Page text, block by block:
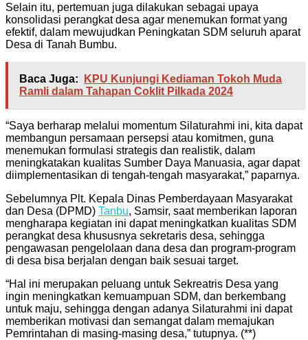
Selain itu, pertemuan juga dilakukan sebagai upaya
konsolidasi perangkat desa agar menemukan format yang
efektif, dalam mewujudkan Peningkatan SDM seluruh aparat
Desa di Tanah Bumbu.
Baca Juga:
KPU Kunjungi Kediaman Tokoh Muda
Ramli dalam Tahapan Coklit Pilkada 2024
“Saya berharap melalui momentum Silaturahmi ini, kita dapat
membangun persamaan persepsi atau komitmen, guna
menemukan formulasi strategis dan realistik, dalam
meningkatakan kualitas Sumber Daya Manuasia, agar dapat
diimplementasikan di tengah-tengah masyarakat,” paparnya.
Sebelumnya Plt. Kepala Dinas Pemberdayaan Masyarakat
dan Desa (DPMD) Tanbu, Samsir, saat memberikan laporan
mengharapa kegiatan ini dapat meningkatkan kualitas SDM
perangkat desa khususnya sekretaris desa, sehingga
pengawasan pengelolaan dana desa dan program-program
di desa bisa berjalan dengan baik sesuai target.
“Hal ini merupakan peluang untuk Sekreatris Desa yang
ingin meningkatkan kemuampuan SDM, dan berkembang
untuk maju, sehingga dengan adanya Silaturahmi ini dapat
memberikan motivasi dan semangat dalam memajukan
Pemrintahan di masing-masing desa,” tutupnya. (**)